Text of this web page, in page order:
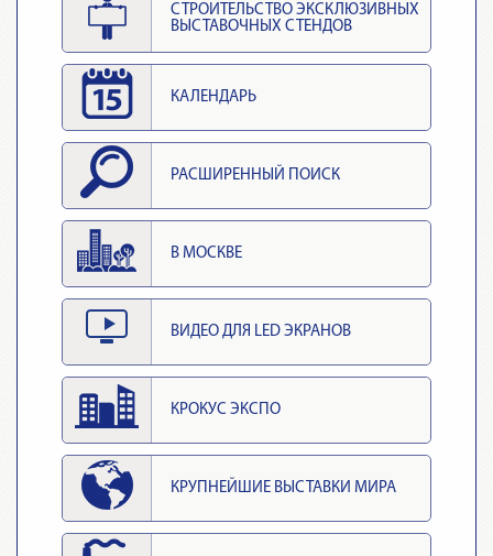
СТРОИТЕЛЬСТВО ЭКСКЛЮЗИВНЫХ
ВЫСТАВОЧНЫХ СТЕНДОВ
КАЛЕНДАРЬ
РАСШИРЕННЫЙ ПОИСК
В МОСКВЕ
ВИДЕО ДЛЯ LED ЭКРАНОВ
КРОКУС ЭКСПО
КРУПНЕЙШИЕ ВЫСТАВКИ МИРА